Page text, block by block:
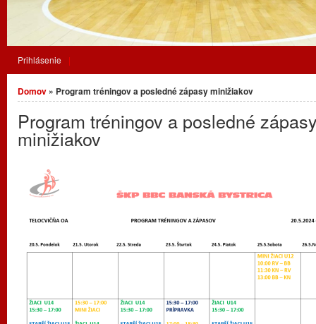
Prihlásenie
Nachádzate sa tu
Domov » Program tréningov a posledné zápasy minižiakov
Program tréningov a posledné
minižiakov